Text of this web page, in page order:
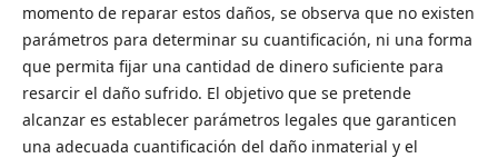
momento de reparar estos daños, se observa que no existen
parámetros para determinar su cuantificación, ni una forma
que permita fijar una cantidad de dinero suficiente para
resarcir el daño sufrido. El objetivo que se pretende
alcanzar es establecer parámetros legales que garanticen
una adecuada cuantificación del daño inmaterial y el